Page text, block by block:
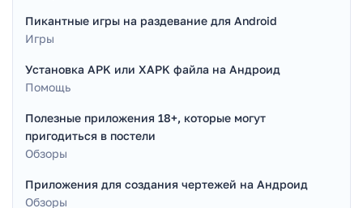
Пикантные игры на раздевание для Android
Игры
Установка APK или XAPK файла на Андроид
Помощь
Полезные приложения 18+, которые могут
пригодиться в постели
Обзоры
Приложения для создания чертежей на Андроид
Обзоры